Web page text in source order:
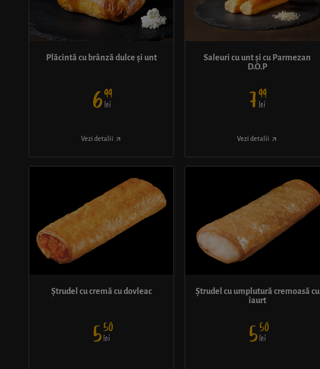
Plăcintă cu brânză dulce și unt
699
lei
Vezi detalii
Saleuri cu unt și cu Parmezan
D.O.P
799
lei
Vezi detalii
Ștrudel cu cremă cu dovleac
550
lei
Ștrudel cu umplutură cremoasă cu
iaurt
550
lei